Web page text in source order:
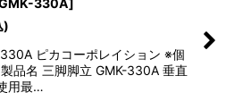
)
ピカコーポレイション ※個
品名 三脚脚立 GMK-330A 垂直
用最…